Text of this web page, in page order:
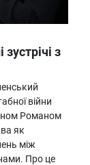
з
війни
Романом
як
між
Про це